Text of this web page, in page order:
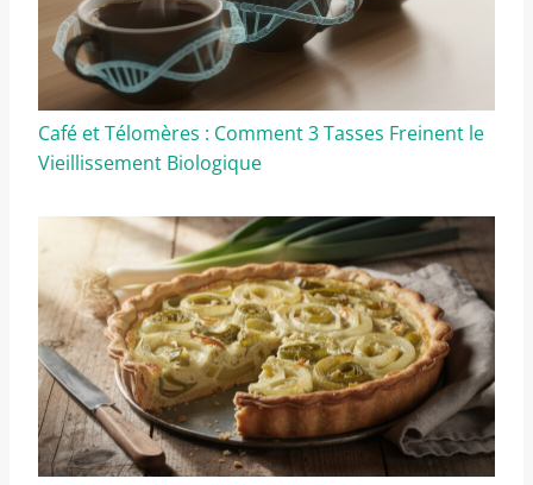
Café et Télomères : Comment 3 Tasses Freinent le
Vieillissement Biologique